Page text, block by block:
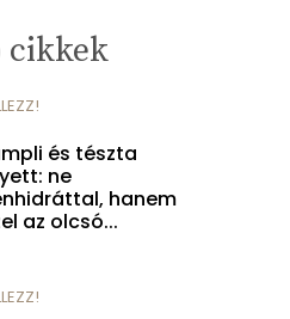
cikkek
és tészta
ne
hanem
az olcsó...